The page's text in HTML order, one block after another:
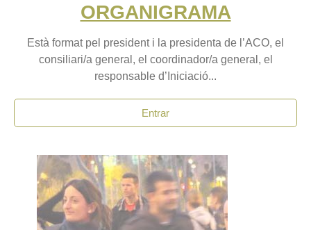
ORGANIGRAMA
Està format pel president i la presidenta de l’ACO, el
consiliari/a general, el coordinador/a general, el
responsable d’Iniciació...
Entrar